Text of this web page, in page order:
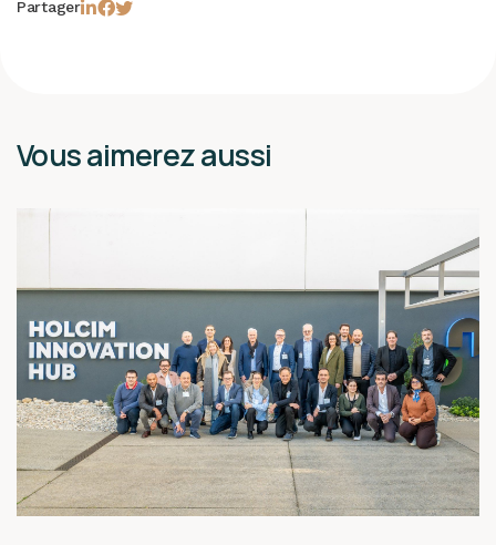
Partager
Vous aimerez aussi